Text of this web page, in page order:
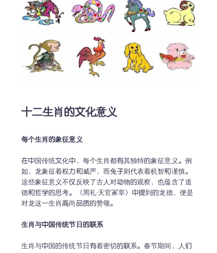
十二生肖的文化意义
每个生肖的象征意义
在中国传统文化中，每个生肖都有其独特的象征意义。例
如，龙象征着权力和威严，而兔子则代表着机智和谨慎。
这些象征意义不仅反映了古人对动物的观察，也蕴含了道
德和哲学的思考。《周礼·天官冢宰》中提到的龙德，便是
对龙这一生肖高尚品质的赞颂。
生肖与中国传统节日的联系
生肖与中国的传统节日有着密切的联系。春节期间，人们